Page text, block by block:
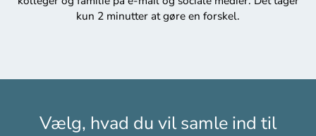
kun 2 minutter at gøre en forskel.
Vælg, hvad du vil samle ind til